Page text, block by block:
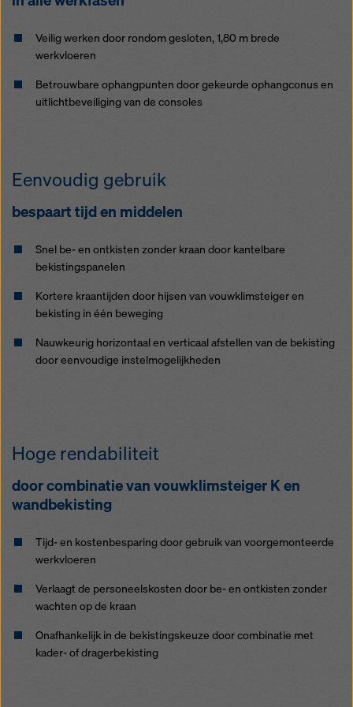
Veilig werken door rondom gesloten, 1,80 m brede
werkvloeren
Betrouwbare ophangpunten door gekeurde ophangconus en
uitlichtbeveiliging van de consoles
Eenvoudig gebruik
bespaart tijd en middelen
Snel be- en ontkisten zonder kraan door kantelbare
bekistingspanelen
Kortere kraantijden door hijsen van vouwklimsteiger en
bekisting in één beweging
Nauwkeurig horizontaal en verticaal afstellen van de bekisting
door eenvoudige instelmogelijkheden
Hoge rendabiliteit
door combinatie van vouwklimsteiger K en
wandbekisting
Tijd- en kostenbesparing door gebruik van voorgemonteerde
werkvloeren
Verlaagt de personeelskosten door be- en ontkisten zonder
wachten op de kraan
Onafhankelijk in de bekistingskeuze door combinatie met
kader- of dragerbekisting
rechtsmiddelen bestaan. U kunt alle cookies waarvoor
'Weigeren' of door uwcookie-instellingenaan te
passen door te klikken op cookie-instellingen
selectievakjes te gebruiken. U kunt uw toestemming
te allen tijde intrekken met werking voor de toekomst
Meer informatie over onze cookies
privacybeleid . Wij bieden u ook de mogelijkheid om
uw cookies te selecteren (geavanceerde cookie-